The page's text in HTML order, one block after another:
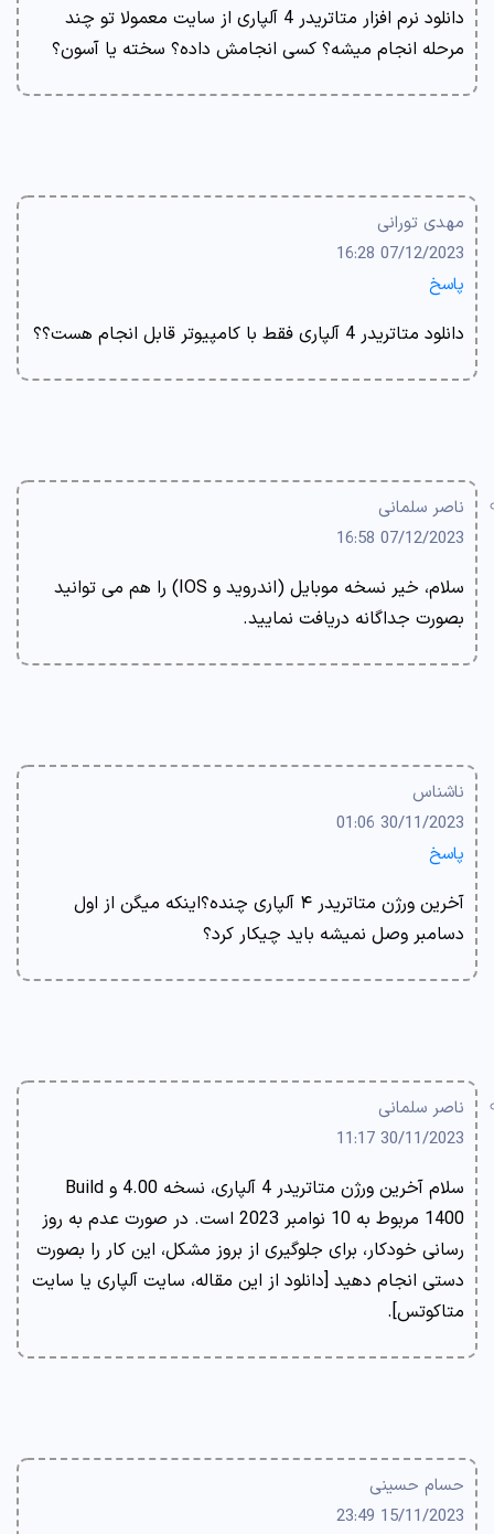
دانلود نرم افزار متاتریدر 4 آلپاری از سایت معمولا تو چند
مرحله انجام میشه؟ کسی انجامش داده؟ سخته یا آسون؟
مهدی تورانی
07/12/2023 16:28
پاسخ
دانلود متاتریدر 4 آلپاری فقط با کامپیوتر قابل انجام هست؟؟
ناصر سلمانی
07/12/2023 16:58
سلام، خیر نسخه موبایل (اندروید و IOS) را هم می توانید
بصورت جداگانه دریافت نمایید.
ناشناس
30/11/2023 01:06
پاسخ
آخرین ورژن متاتریدر ۴ آلپاری چنده؟اینکه میگن از اول
دسامبر وصل نمیشه باید چیکار کرد؟
ناصر سلمانی
30/11/2023 11:17
سلام آخرین ورژن متاتریدر 4 آلپاری، نسخه 4.00 و Build
1400 مربوط به 10 نوامبر 2023 است. در صورت عدم به روز
رسانی خودکار، برای جلوگیری از بروز مشکل، این کار را بصورت
دستی انجام دهید [دانلود از این مقاله، سایت آلپاری یا سایت
متاکوتس].
حسام حسینی
15/11/2023 23:49